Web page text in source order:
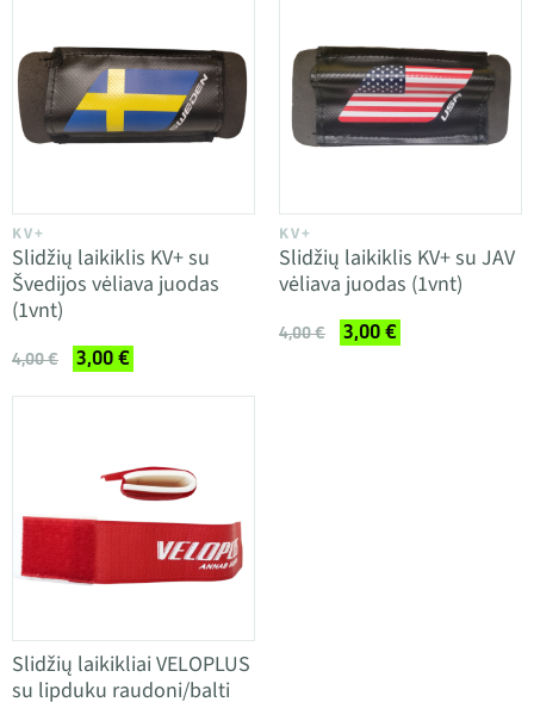
KV+
Slidžių laikiklis KV+ su
Švedijos vėliava juodas
(1vnt)
4,00 € 3,00 €
KV+
Slidžių laikiklis KV+ su JAV
vėliava juodas (1vnt)
4,00 € 3,00 €
Slidžių laikikliai VELOPLUS
su lipduku raudoni/balti